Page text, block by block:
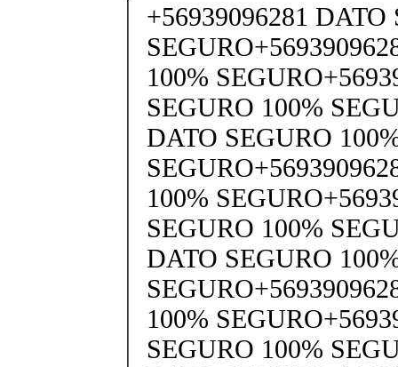
+56939096281 DATO
100%
SEGURO 100%
DATO SEGURO
100%
SEGURO 100%
DATO SEGURO
100%
SEGURO 100%